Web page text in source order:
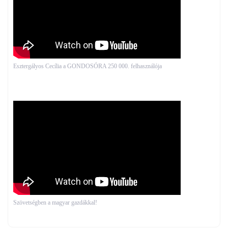
Esztergályos Cecília a GONDOSÓRA 250 000. felhasználója
Szövetségben a magyar gazdákkal!